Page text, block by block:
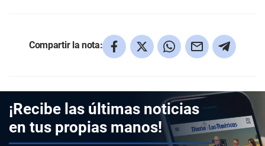
Compartir la nota:
¡Recibe las últimas noticias
en tus propias manos!